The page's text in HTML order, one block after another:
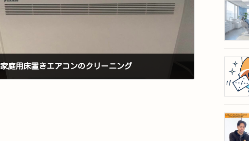
家庭用床置きエアコンのクリーニング